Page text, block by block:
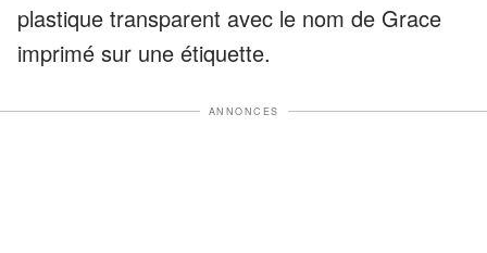
plastique transparent avec le nom de Grace
imprimé sur une étiquette.
ANNONCES